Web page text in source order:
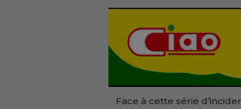
Face à cette série